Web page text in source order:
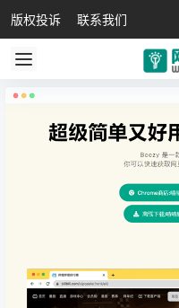
版权投诉 联系我们